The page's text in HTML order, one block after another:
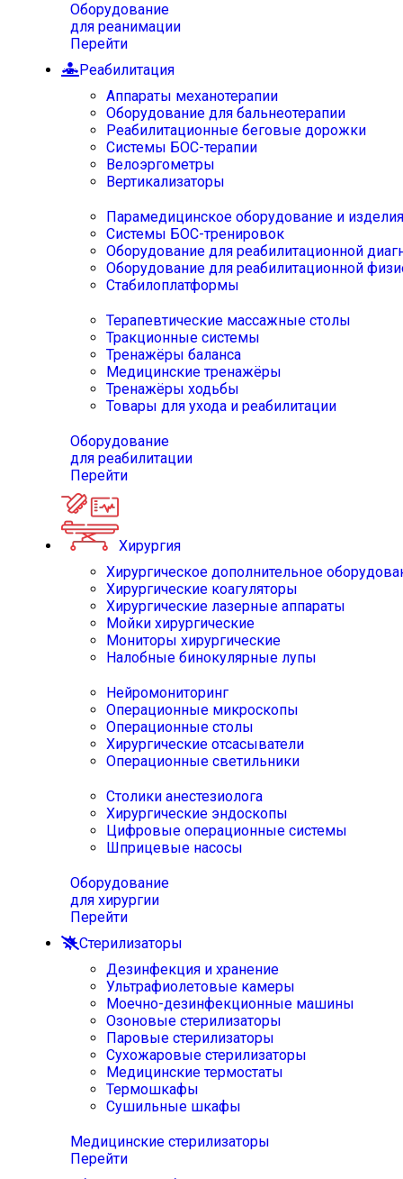
Оборудование
для реанимации
Перейти
Реабилитация
Аппараты механотерапии
Оборудование для бальнеотерапии
Реабилитационные беговые дорожки
Системы БОС-терапии
Велоэргометры
Вертикализаторы
Парамедицинское оборудование и изделия
Системы БОС-тренировок
Оборудование для реабилитационной
Оборудование для реабилитационной
Стабилоплатформы
Терапевтические массажные столы
Тракционные системы
Тренажёры баланса
Медицинские тренажёры
Тренажёры ходьбы
Товары для ухода и реабилитации
Оборудование
для реабилитации
Перейти
Хирургия
Хирургическое дополнительное
Хирургические коагуляторы
Хирургические лазерные аппараты
Мойки хирургические
Мониторы хирургические
Налобные бинокулярные лупы
Нейромониторинг
Операционные микроскопы
Операционные столы
Хирургические отсасыватели
Операционные светильники
Столики анестезиолога
Хирургические эндоскопы
Цифровые операционные системы
Шприцевые насосы
Оборудование
для хирургии
Перейти
Стерилизаторы
Дезинфекция и хранение
Ультрафиолетовые камеры
Моечно-дезинфекционные машины
Озоновые стерилизаторы
Паровые стерилизаторы
Сухожаровые стерилизаторы
Медицинские термостаты
Термошкафы
Сушильные шкафы
Медицинские стерилизаторы
Перейти